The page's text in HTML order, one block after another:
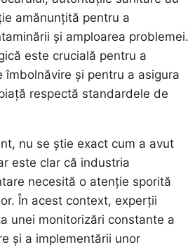
amănunțită pentru a
și amploarea problemei.
este crucială pentru a
îmbolnăvire și pentru a asigura
respectă standardele de
nu se știe exact cum a avut
este clar că industria
necesită o atenție sporită
În acest context, experții
unei monitorizări constante a
și a implementării unor